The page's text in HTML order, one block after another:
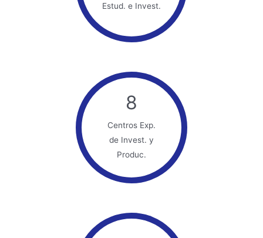
Estud. e Invest.
8
Centros Exp.
de Invest. y
Produc.